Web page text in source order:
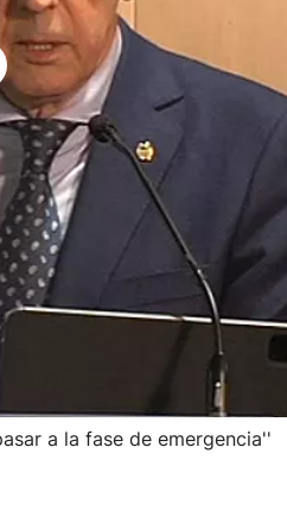
a la fase de emergencia''